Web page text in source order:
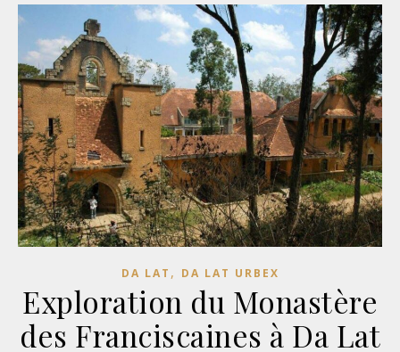
DA LAT , DA LAT URBEX
Exploration du Monastère
des Franciscaines à Da Lat